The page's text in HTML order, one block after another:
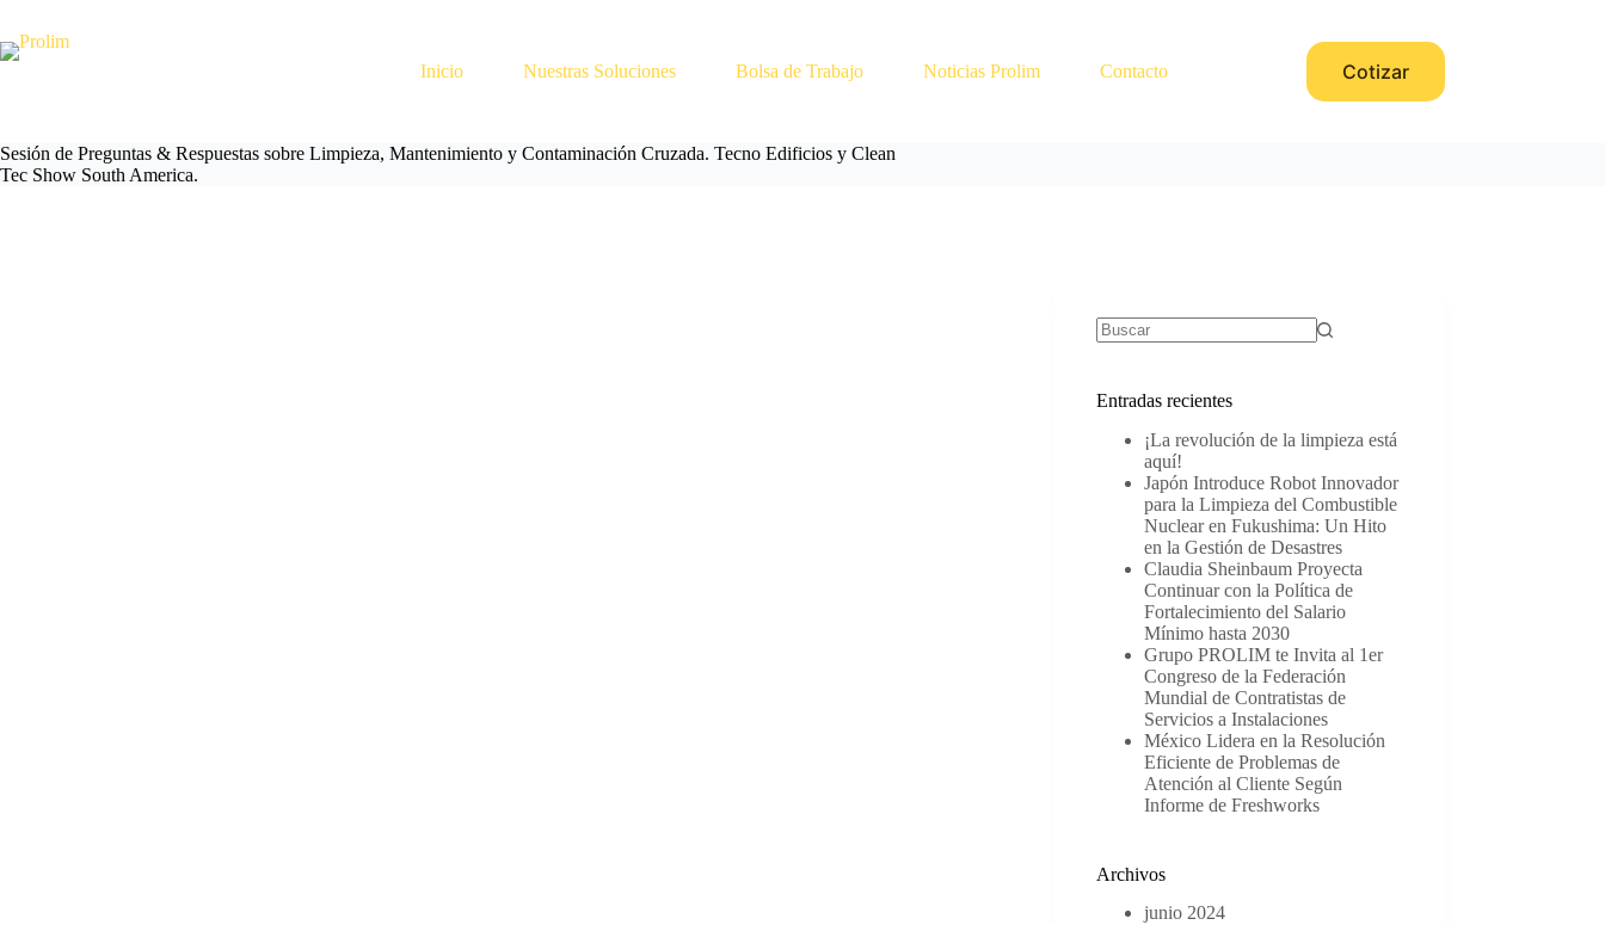
contenido
Inicio
Nuestras Soluciones Bolsa de Trabajo Noticias Prolim Contacto Cotizar
Sesión de Preguntas & Respuestas sobre Limpieza, Mantenimiento y Contaminación Cruzada. Tecno Edificios y Clean
Tec Show South America.
Entradas recientes
¡La revolución de la limpieza está
aquí!
Japón Introduce Robot Innovador
para la Limpieza del Combustible
Nuclear en Fukushima: Un Hito
en la Gestión de Desastres
Claudia Sheinbaum Proyecta
Continuar con la Política de
Fortalecimiento del Salario
Mínimo hasta 2030
Grupo PROLIM te Invita al 1er
Congreso de la Federación
Mundial de Contratistas de
Servicios a Instalaciones
México Lidera en la Resolución
Eficiente de Problemas de
Atención al Cliente Según
Informe de Freshworks
Archivos
junio 2024